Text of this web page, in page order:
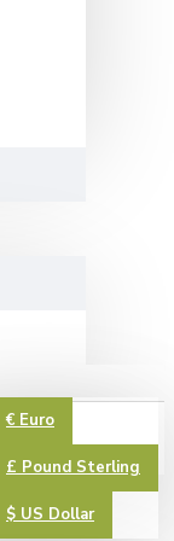
€ Euro
£ Pound Sterling
$ US Dollar